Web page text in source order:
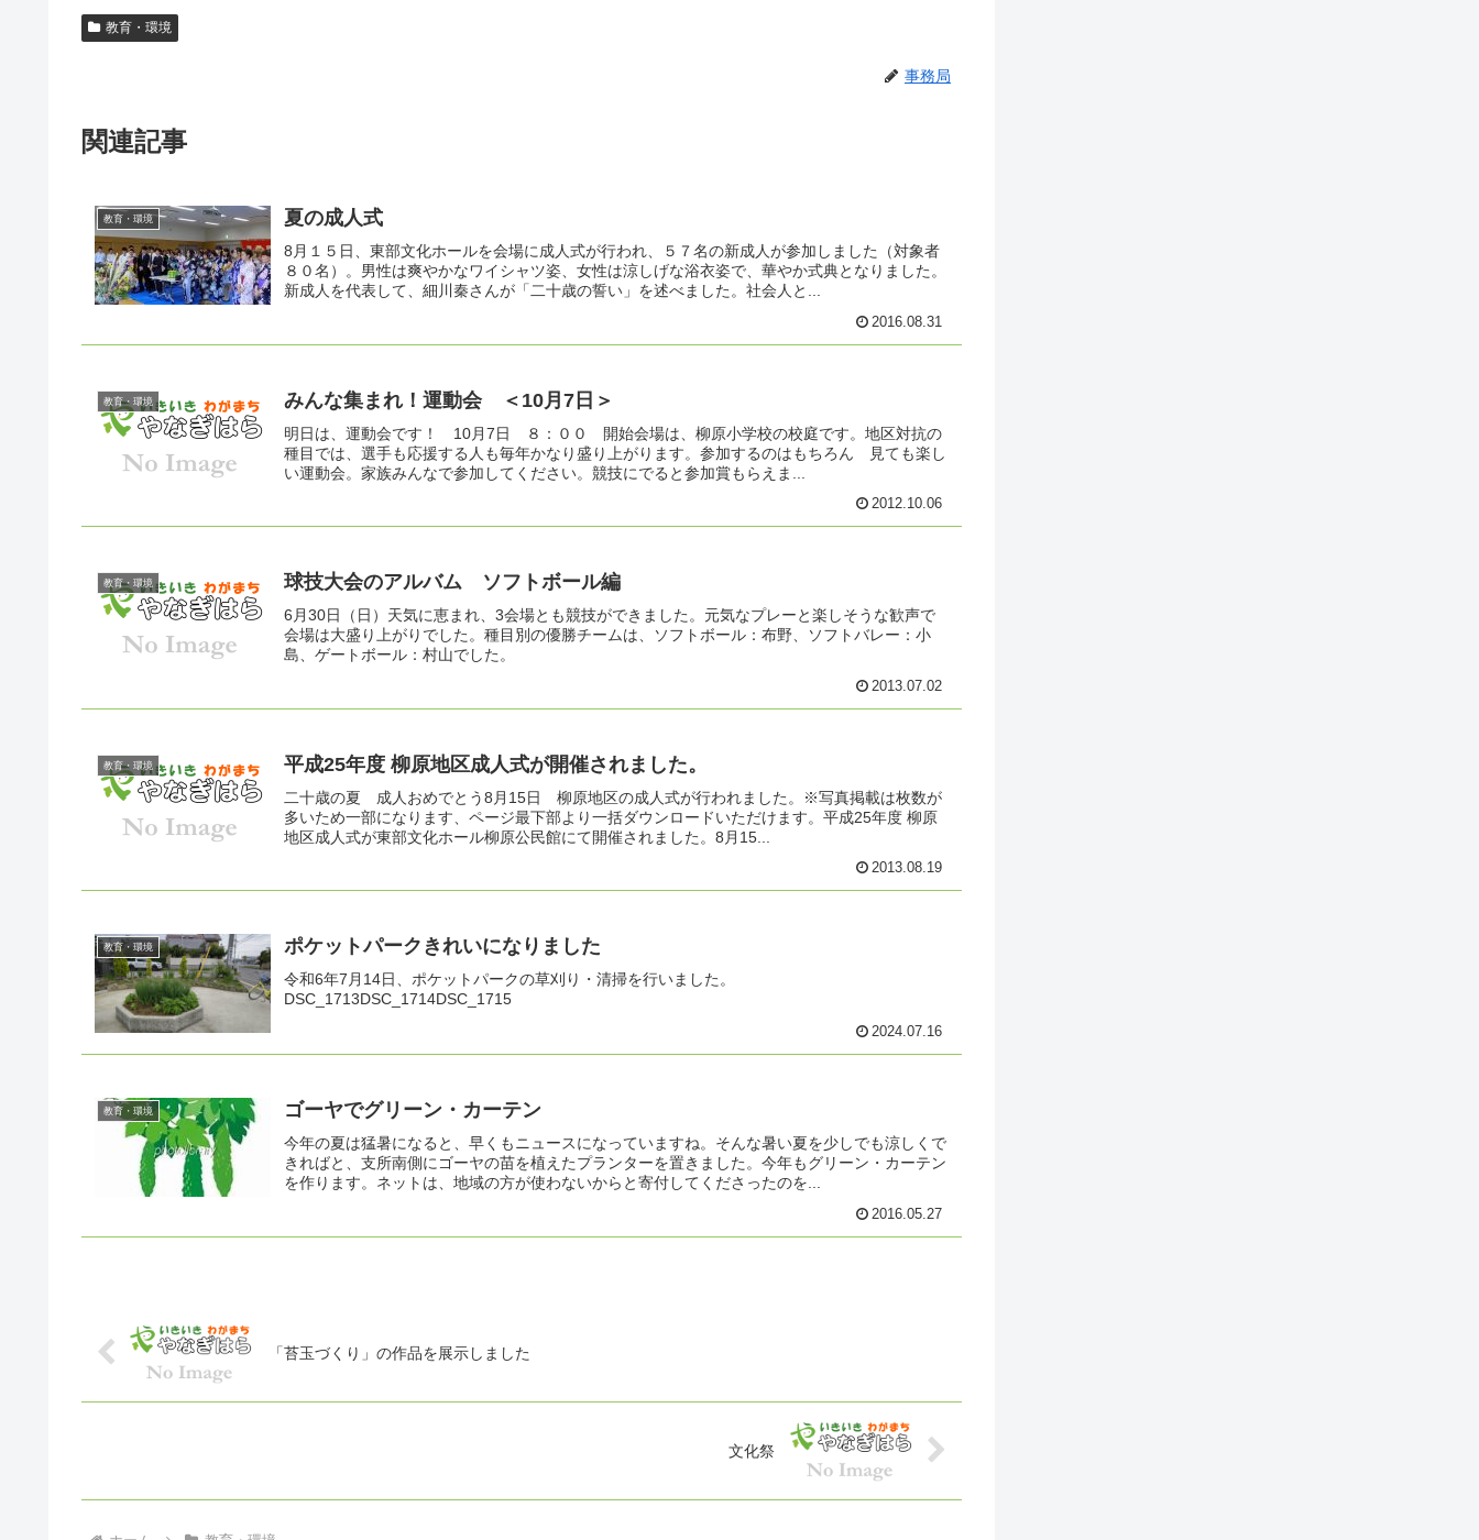
教育・環境
事務局
関連記事
教育・環境 夏の成人式
8月１５日、東部文化ホールを会場に成人式が行われ、５７名の新成人が参加しました（対象者
８０名）。男性は爽やかなワイシャツ姿、女性は涼しげな浴衣姿で、華やか式典となりました。
新成人を代表して、細川秦さんが「二十歳の誓い」を述べました。社会人と...
2016.08.31
教育・環境 みんな集まれ！運動会 ＜10月7日＞
明日は、運動会です！ 10月7日 ８：００ 開始会場は、柳原小学校の校庭です。地区対抗の
種目では、選手も応援する人も毎年かなり盛り上がります。参加するのはもちろん 見ても楽し
い運動会。家族みんなで参加してください。競技にでると参加賞もらえま...
2012.10.06
教育・環境 球技大会のアルバム ソフトボール編
6月30日（日）天気に恵まれ、3会場とも競技ができました。元気なプレーと楽しそうな歓声で
会場は大盛り上がりでした。種目別の優勝チームは、ソフトボール：布野、ソフトバレー：小
島、ゲートボール：村山でした。
2013.07.02
教育・環境 平成25年度 柳原地区成人式が開催されました。
二十歳の夏 成人おめでとう8月15日 柳原地区の成人式が行われました。※写真掲載は枚数が
多いため一部になります、ページ最下部より一括ダウンロードいただけます。平成25年度 柳原
地区成人式が東部文化ホール柳原公民館にて開催されました。8月15...
2013.08.19
教育・環境 ポケットパークきれいになりました
令和6年7月14日、ポケットパークの草刈り・清掃を行いました。
DSC_1713DSC_1714DSC_1715
2024.07.16
教育・環境 ゴーヤでグリーン・カーテン
今年の夏は猛暑になると、早くもニュースになっていますね。そんな暑い夏を少しでも涼しくで
きればと、支所南側にゴーヤの苗を植えたプランターを置きました。今年もグリーン・カーテン
を作ります。ネットは、地域の方が使わないからと寄付してくださったのを...
2016.05.27
「苔玉づくり」の作品を展示しました
文化祭